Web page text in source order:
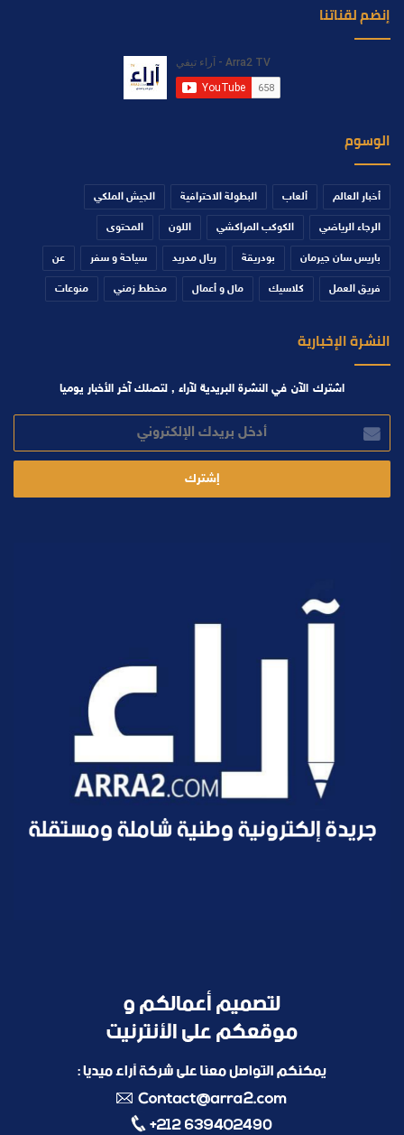
إنضم لقناتنا
الوسوم
أخبار العالم ألعاب البطولة الاحترافية الجيش الملكي
الرجاء الرياضي الكوكب المراكشي اللون المحتوى
باريس سان جيرمان بودريقة ريال مدريد سياحة و سفر عن
فريق العمل كلاسيك مال و أعمال مخطط زمني منوعات
النشرة الإخبارية
اشترك الآن في النشرة البريدية لآراء , لتصلك آخر الأخبار يوميا
بريدك
الإلكتروني